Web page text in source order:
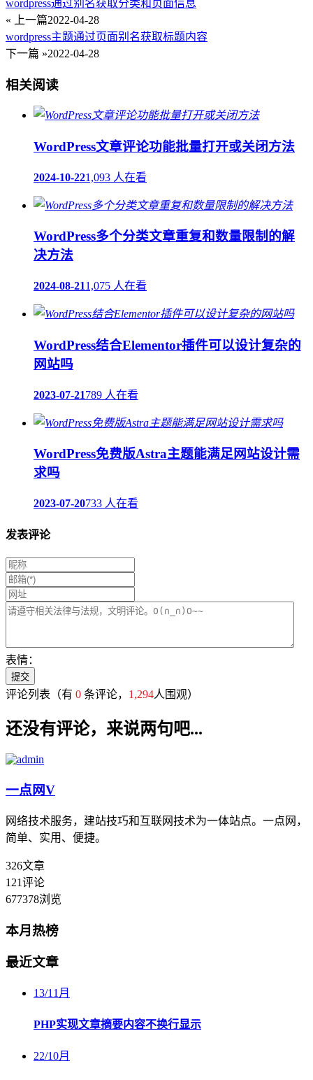
wordpress通过别名获取分类和页面信息
« 上一篇2022-04-28
wordpress主题通过页面别名获取标题内容
下一篇 »2022-04-28
相关阅读
WordPress文章评论功能批量打开或关闭方法
2024-10-221,093 人在看
WordPress多个分类文章重复和数量限制的解
决方法
2024-08-211,075 人在看
WordPress结合Elementor插件可以设计复杂的
网站吗
2023-07-21789 人在看
WordPress免费版Astra主题能满足网站设计需
求吗
2023-07-20733 人在看
发表评论
表情：
评论列表 （有 0 条评论， 1,294人围观）
还没有评论，来说两句吧...
一点网V
网络技术服务，建站技巧和互联网技术为一体站点。一点网，
简单、实用、便捷。
326文章
121评论
677378浏览
本月热榜
最近文章
13/11月
PHP实现文章摘要内容不换行显示
22/10月